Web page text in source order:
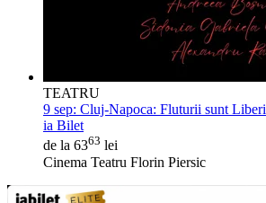
TEATRU
9 sep: Cluj-Napoca: Fluturii sunt Liberi
ia Bilet
de la 6363 lei
Cinema Teatru Florin Piersic